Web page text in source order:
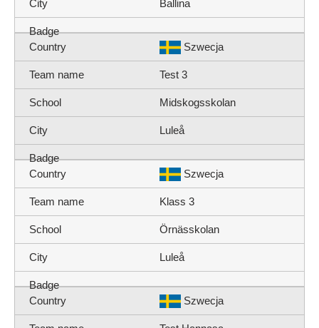
Ballina
Szwecja
Test 3
Midskogsskolan
Luleå
Szwecja
Klass 3
Örnässkolan
Luleå
Szwecja